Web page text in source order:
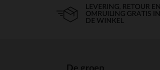
LEVERING, RETOUR EN
OMRUILING GRATIS IN
DE WINKEL